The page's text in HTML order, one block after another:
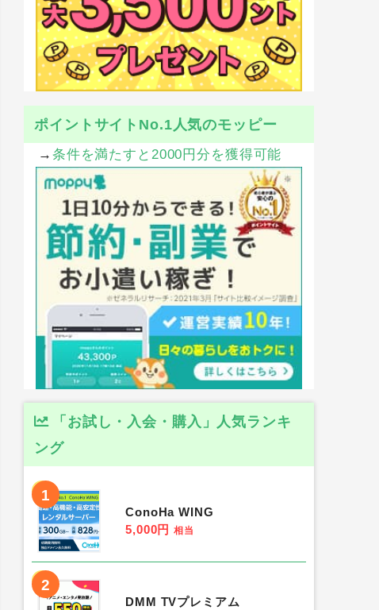
ポイントサイトNo.1人気のモッピー
→ 条件を満たすと2000円分を獲得可能
「お試し・入会・購入」人気ランキ
ング
1
ConoHa WING
5,000円 相当
2
DMM TVプレミアム